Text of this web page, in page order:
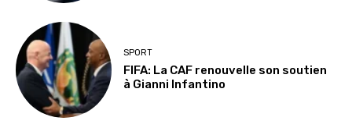
SPORT
FIFA: La CAF renouvelle son soutien
à Gianni Infantino